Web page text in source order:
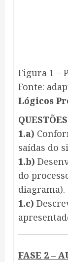
Figura 1 –
Fonte:
Lógicos
1.a)
saídas do
1.b)
do
diagrama).
1.c)
FASE 2 –